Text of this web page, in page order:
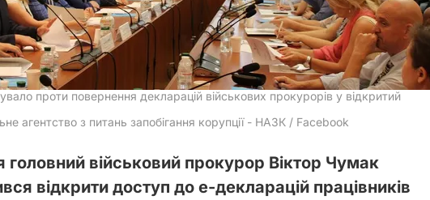
проти повернення декларацій військових прокурорів у відкритий
агентство з питань запобігання корупції - НАЗК / Facebook
головний військовий прокурор Віктор Чумак
відкрити доступ до е-декларацій працівників